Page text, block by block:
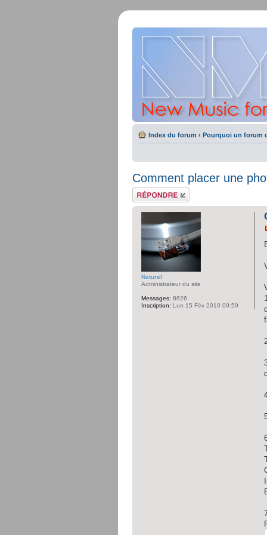
Index du forum ‹ Pourquoi un forum
Comment placer une
Répondre
Naturel
Administrateur du site
Messages: 8626
Inscription: Lun 15 Fév 2010 09:59